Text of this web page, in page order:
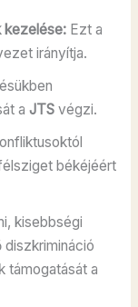
kezelése:Ezt a
irányítja.
a JTSvégzi.
békéjéért
kisebbségi
támogatását a